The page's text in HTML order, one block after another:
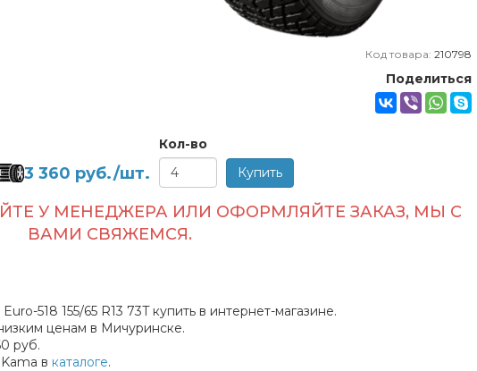
Код товара: 210798
Поделиться
3 360 руб./шт.
Кол-во
У МЕНЕДЖЕРА ИЛИ ОФОРМЛЯЙТЕ ЗАКАЗ, МЫ С
ВАМИ СВЯЖЕМСЯ.
518 155/65 R13 73T купить в интернет-магазине.
ценам в Мичуринске.
руб.
в каталоге.